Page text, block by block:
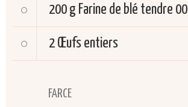
200 g Farine de blé tendre 00
2 Œufs entiers
FARCE